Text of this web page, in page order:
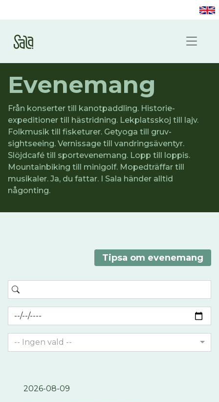
Evenemang
Från konserter till kanotpaddling. Historie-
expeditioner till hästridning. Lekplatsskoj till lajv.
Folkmusik till fisketurer. Getyoga till gruv-
sightseeing. Vernissage till vandringsäventyr.
Slöjdcafé till sportevenemang. Lopp till loppis.
Mountainbiking till minigolf. Mopedträffar till
musikaler. Ja, du fattar. I Sala händer alltid
någonting.
Tipsa om evenemang
-- Ingen vald --
2026-08-09